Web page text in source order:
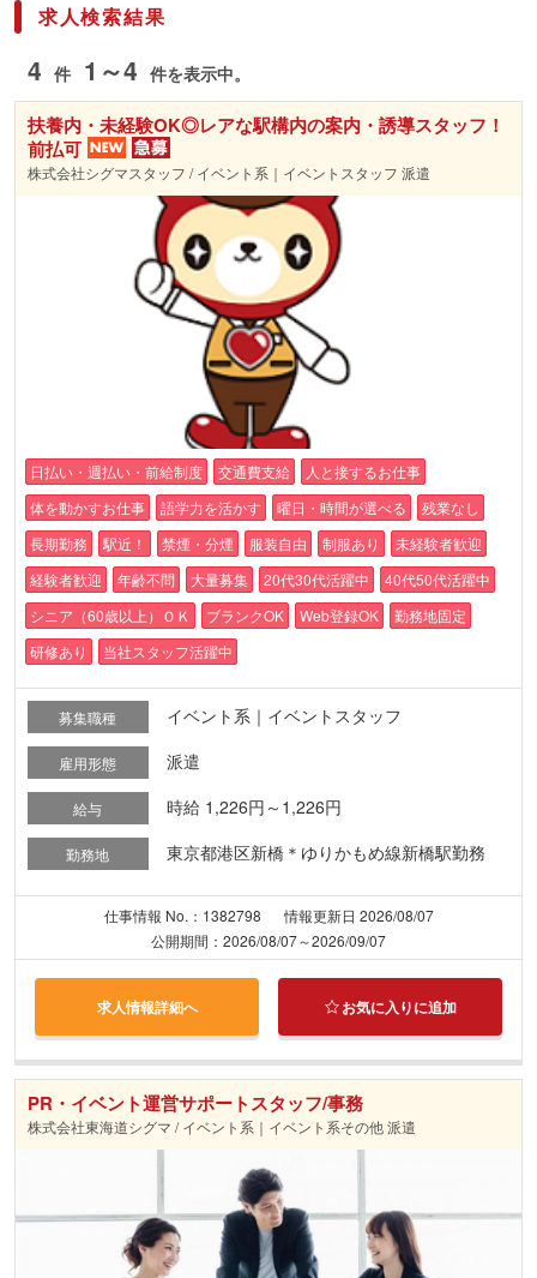
求人検索結果
4 件 1～4 件を表示中。
扶養内・未経験OK◎レアな駅構内の案内・誘導スタッフ！
前払可
株式会社シグマスタッフ / イベント系｜イベントスタッフ 派遣
日払い・週払い・前給制度 交通費支給
人と接するお仕事
体を動かすお仕事
語学力を活かす 曜日・時間が選べる
残業なし
長期勤務
駅近！ 禁煙・分煙 服装自由 制服あり
未経験者歓迎
経験者歓迎
年齢不問 大量募集 20代30代活躍中
40代50代活躍中
シニア（60歳以上）ＯＫ
ブランクOK Web登録OK
勤務地固定
研修あり
当社スタッフ活躍中
募集職種 イベント系｜イベントスタッフ
雇用形態 派遣
給与 時給 1,226円～1,226円
勤務地 東京都港区新橋＊ゆりかもめ線新橋駅勤務
仕事情報 No.：1382798
情報更新日 2026/08/07
公開期間：2026/08/07～2026/09/07
求人情報詳細へ お気に入りに追加
PR・イベント運営サポートスタッフ/事務
株式会社東海道シグマ / イベント系｜イベント系その他 派遣